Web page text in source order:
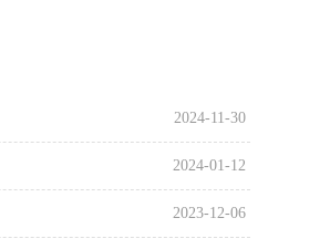
2024-11-30
2024-01-12
2023-12-06